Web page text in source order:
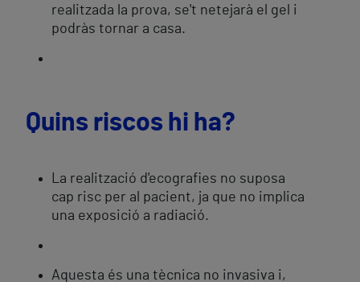
realitzada la prova, se't netejarà el gel i
podràs tornar a casa.
Quins riscos hi ha?
La realització d'ecografies no suposa
cap risc per al pacient, ja que no implica
una exposició a radiació.
Aquesta és una tècnica no invasiva i,